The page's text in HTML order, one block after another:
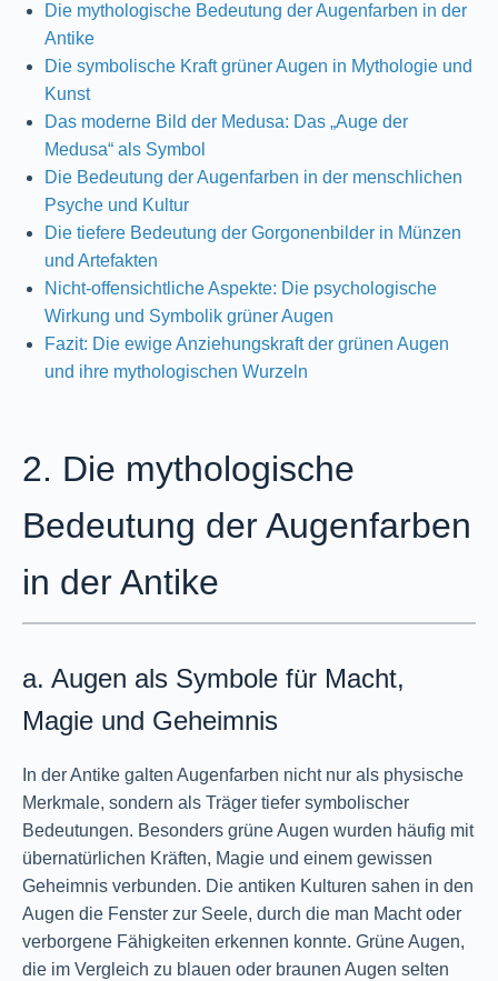
Die mythologische Bedeutung der Augenfarben in der
Antike
Die symbolische Kraft grüner Augen in Mythologie und
Kunst
Das moderne Bild der Medusa: Das „Auge der
Medusa“ als Symbol
Die Bedeutung der Augenfarben in der menschlichen
Psyche und Kultur
Die tiefere Bedeutung der Gorgonenbilder in Münzen
und Artefakten
Nicht-offensichtliche Aspekte: Die psychologische
Wirkung und Symbolik grüner Augen
Fazit: Die ewige Anziehungskraft der grünen Augen
und ihre mythologischen Wurzeln
2. Die mythologische
Bedeutung der Augenfarben
in der Antike
a. Augen als Symbole für Macht,
Magie und Geheimnis
In der Antike galten Augenfarben nicht nur als physische
Merkmale, sondern als Träger tiefer symbolischer
Bedeutungen. Besonders grüne Augen wurden häufig mit
übernatürlichen Kräften, Magie und einem gewissen
Geheimnis verbunden. Die antiken Kulturen sahen in den
Augen die Fenster zur Seele, durch die man Macht oder
verborgene Fähigkeiten erkennen konnte. Grüne Augen,
die im Vergleich zu blauen oder braunen Augen selten